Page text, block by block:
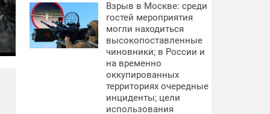
Взрыв в Москве: среди
гостей мероприятия
могли находиться
высокопоставленные
чиновники; в России и
на временно
оккупированных
территориях очередные
инциденты; цели
использования